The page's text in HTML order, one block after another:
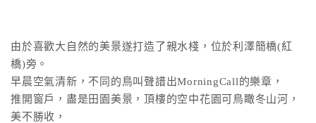
色
民
宿
由於喜歡大自然的美景遂打造了親水棧，位於利澤簡橋(紅
橋)旁。
早晨空氣清新，不同的鳥叫聲譜出MorningCall的樂章，
推開窗戶，盡是田園美景，頂樓的空中花園可鳥瞰冬山河，
美不勝收，